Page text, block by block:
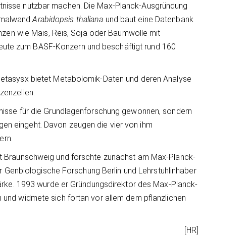
nutzbar machen. Die Max-Planck-Ausgründung
Arabidopsis thaliana und baut eine Datenbank
wie Mais, Reis, Soja oder Baumwolle mit
zum BASF-Konzern und beschäftigt rund 160
bietet Metabolomik-Daten und deren Analyse
für die Grundlagenforschung gewonnen, sondern
eingeht. Davon zeugen die vier von ihm
Braunschweig und forschte zunächst am Max-Planck-
Forschung Berlin und Lehrstuhlinhaber
1993 wurde er Gründungsdirektor des Max-Planck-
widmete sich fortan vor allem dem pflanzlichen
[HR]